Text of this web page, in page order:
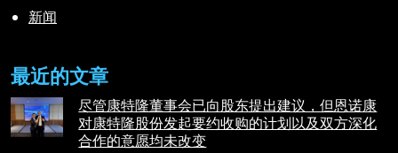
新闻
最近的文章
尽管康特隆董事会已向股东提出建议，但恩诺康
对康特隆股份发起要约收购的计划以及双方深化
合作的意愿均未改变